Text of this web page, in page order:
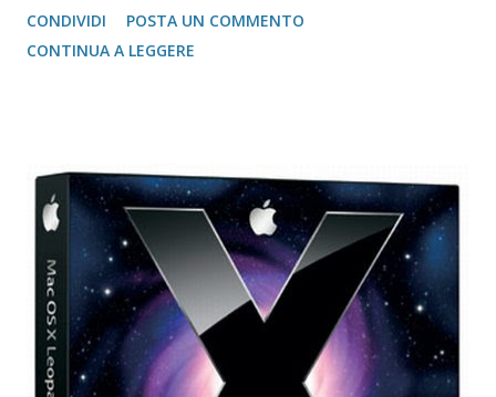
Mozilla FireFox / Thunderbird / FileZilla Portable FireFox
Download localizzati FireFox Portable - Pagina download
copia gratuita per 1 anno Adobe Reader Get Adobe Acrobat
e Adobe Reader Cartella tutte le versioni Adobe Reader da
scaricare offline Microsoft 365 Accedere ad area riservata
Microsoft 365 Scarica Office (365 o versione unica) dal Sito
Microsoft Windows 365 VideoLAN VLC Video Player Pagina
di Download di VLC Pix Resizer for Windows Pagina
dell'autore del progr...
CONDIVIDI
POSTA UN COMMENTO
CONTINUA A LEGGERE